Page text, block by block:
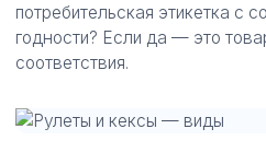
потребительская этикетка с
годности? Если да — это
соответствия.